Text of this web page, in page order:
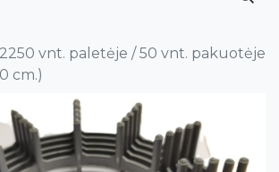
vnt. paletėje / 50 vnt. pakuotėje
cm.)